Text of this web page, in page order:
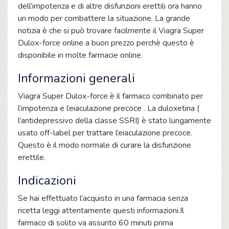
dell’impotenza e di altre disfunzioni erettili ora hanno
un modo per combattere la situazione. La grande
notizia è che si può trovare facilmente il Viagra Super
Dulox-force online a buon prezzo perchè questo è
disponibile in molte farmacie online.
Informazioni generali
Viagra Super Dulox-force è il farmaco combinato per
l’impotenza e l’eiaculazione precoce . La duloxetina (
l’antidepressivo della classe SSRI) è stato lungamente
usato off-label per trattare l’eiaculazione precoce.
Questo è il modo normale di curare la disfunzione
erettile.
Indicazioni
Se hai effettuato l’acquisto in una farmacia senza
ricetta leggi attentamente questi informazioni.Il
farmaco di solito va assunto 60 minuti prima